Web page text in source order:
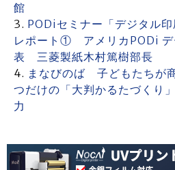
館
PODiセミナー「デジタル印
レポート① アメリカPODi デ
表 三菱製紙木村篤樹部長
まなびのば 子どもたちが
つだけの「大判かるたづくり
力